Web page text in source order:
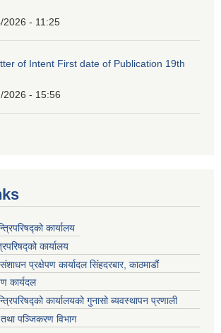
2026 - 11:25
of Intent First date of Publication 19th
2026 - 15:56
कार्यालय
कार्यालय
प्रक्षेपण कार्यादल सिंहदरबार, काठमाडौं
कार्यदल
कार्यालयको गुनासो ब्यवस्थापन प्रणाली
तथा पञ्जिकरण विभाग